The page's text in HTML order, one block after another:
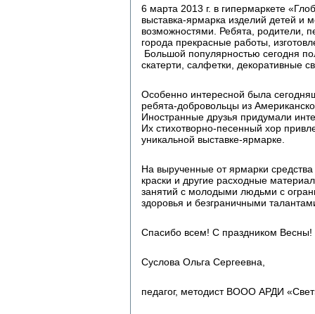
6 марта 2013 г. в гипермаркете
выставка-ярмарка изделий детей
возможностями. Ребята, родители,
города прекрасные работы,
Большой популярностью сегодня
скатерти, салфетки, декоративные
Особенно интересной была
ребята-добровольцы из
Иностранные друзья придумали
Их стихотворно-песенный хор
уникальной выставке-ярмарке.
На вырученные от ярмарки
краски и другие расходные
занятий с молодыми людьми с
здоровья и безграничными
Спасибо всем! С праздником Весны!
Суслова Ольга Сергеевна,
педагог, методист ВООО АРДИ